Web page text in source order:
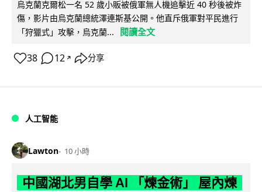
烏克蘭克爾松一名 52 歲小販被俄軍無人機追擊近 40 秒後被炸
傷，影片由烏克蘭總統澤連斯基公開。他直斥俄軍對平民進行
「狩獵式」攻擊，烏克蘭...
閱讀全文
38 12 ↗ 分享
人工智能
Lawton 10 小時
中國湖北男自學 AI 「煉金術」 屋內煉